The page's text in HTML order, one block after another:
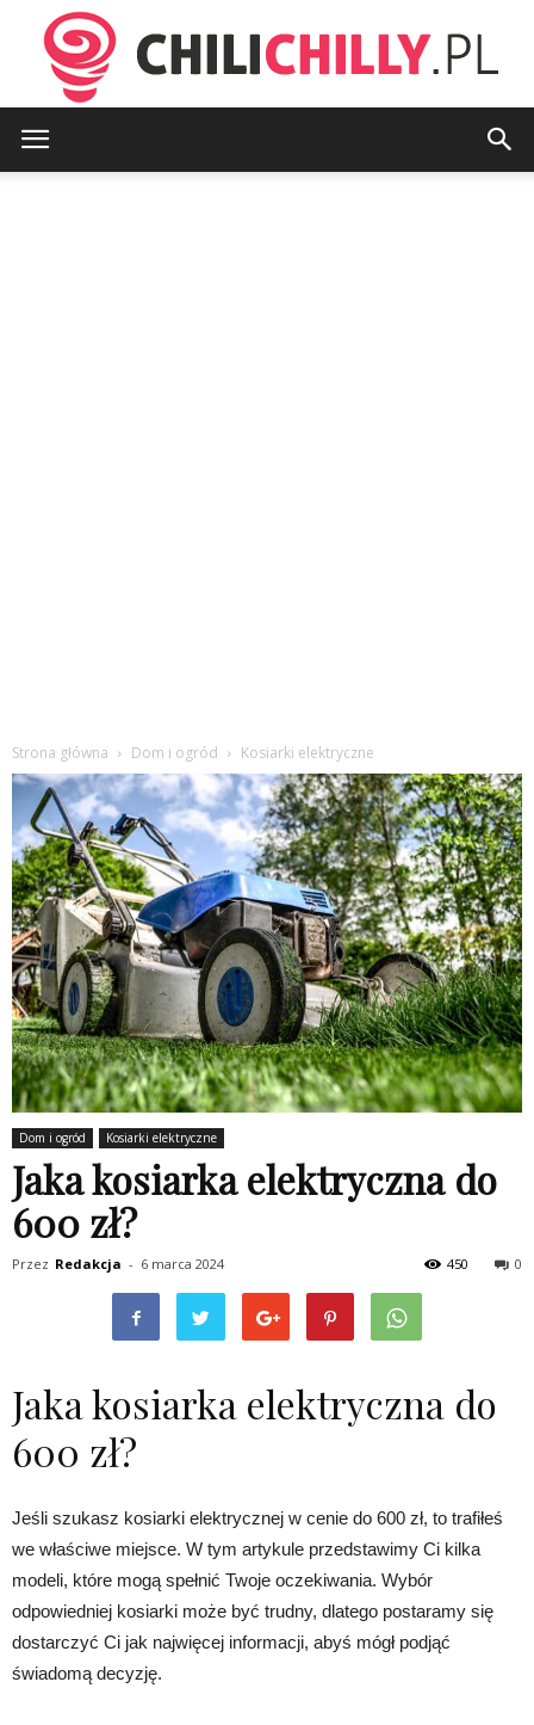
Strona główna Dom i ogród Kosiarki elektryczne
Dom i ogród Kosiarki elektryczne
Jaka kosiarka elektryczna do
600 zł?
Przez Redakcja - 6 marca 2024 0
450
Jaka kosiarka elektryczna do
600 zł?
Jeśli szukasz kosiarki elektrycznej w cenie do 600 zł, to trafiłeś
we właściwe miejsce. W tym artykule przedstawimy Ci kilka
modeli, które mogą spełnić Twoje oczekiwania. Wybór
odpowiedniej kosiarki może być trudny, dlatego postaramy się
dostarczyć Ci jak najwięcej informacji, abyś mógł podjąć
świadomą decyzję.